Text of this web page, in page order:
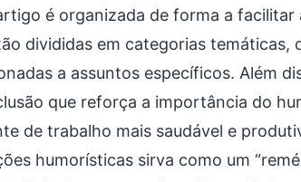
é organizada de forma a facilitar
divididas em categorias temáticas,
a assuntos específicos. Além
que reforça a importância do
de trabalho mais saudável e
humorísticas sirva como um